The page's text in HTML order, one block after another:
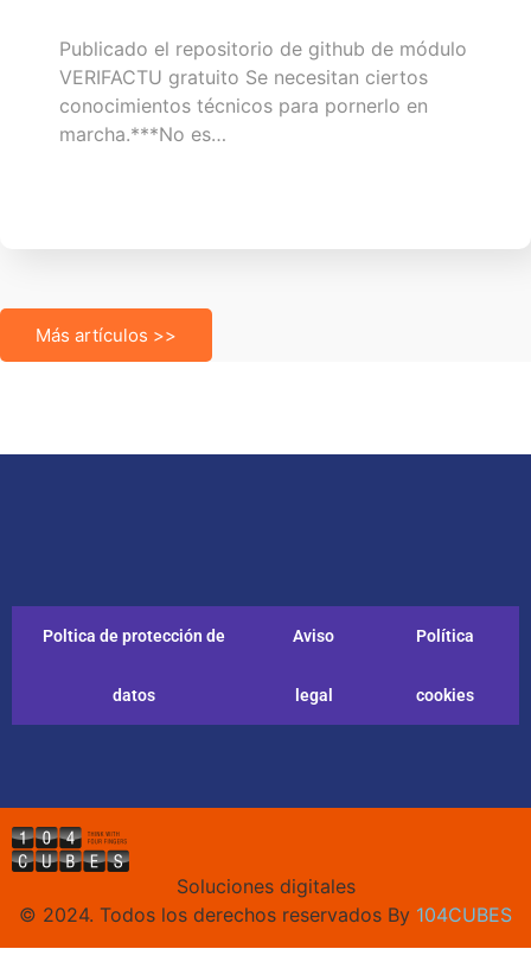
Publicado el repositorio de github de módulo
VERIFACTU gratuito Se necesitan ciertos
conocimientos técnicos para pornerlo en
marcha.***No es…
Más artículos >>
Poltica de protección de
datos
Aviso
legal
Política
cookies
Soluciones digitales
© 2024. Todos los derechos reservados By 104CUBES